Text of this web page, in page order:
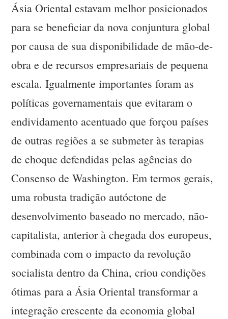
Ásia Oriental estavam melhor posicionados
para se beneficiar da nova conjuntura global
por causa de sua disponibilidade de mão-de-
obra e de recursos empresariais de pequena
escala. Igualmente importantes foram as
políticas governamentais que evitaram o
endividamento acentuado que forçou países
de outras regiões a se submeter às terapias
de choque defendidas pelas agências do
Consenso de Washington. Em termos gerais,
uma robusta tradição autóctone de
desenvolvimento baseado no mercado, não-
capitalista, anterior à chegada dos europeus,
combinada com o impacto da revolução
socialista dentro da China, criou condições
ótimas para a Ásia Oriental transformar a
integração crescente da economia global